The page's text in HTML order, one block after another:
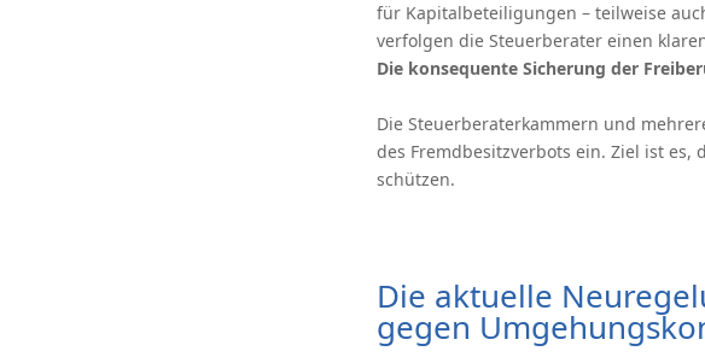
für Kapitalbeteiligungen – teilweise
verfolgen die Steuerberater einen
Die konsequente Sicherung der
Die Steuerberaterkammern und
des Fremdbesitzverbots ein. Ziel ist
schützen.
Die aktuelle
gegen